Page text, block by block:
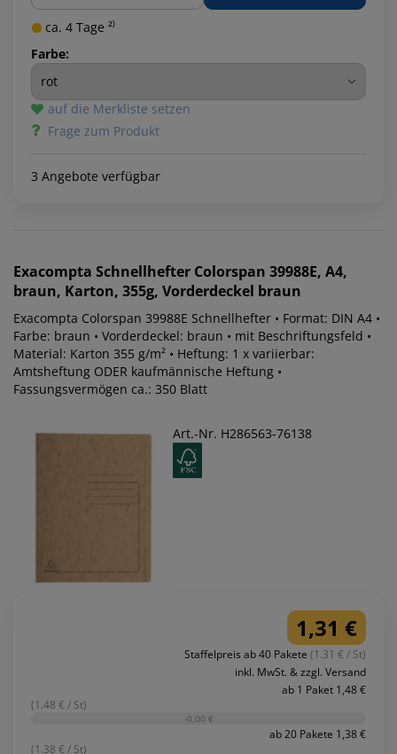
ca. 4 Tage ²⁾
Farbe:
auf die Merkliste setzen
Frage zum Produkt
3 Angebote verfügbar
Exacompta Schnellhefter Colorspan 39988E, A4,
braun, Karton, 355g, Vorderdeckel braun
Exacompta Colorspan 39988E Schnellhefter • Format: DIN A4 •
Farbe: braun • Vorderdeckel: braun • mit Beschriftungsfeld •
Material: Karton 355 g/m² • Heftung: 1 x variierbar:
Amtsheftung ODER kaufmännische Heftung •
Fassungsvermögen ca.: 350 Blatt
Art.-Nr. H286563-76138
1,31 €
Staffelpreis ab 40 Pakete (1.31 € / St)
inkl. MwSt. & zzgl. Versand
ab 1 Paket 1,48 €
(1.48 € / St)
-0,00 €
ab 20 Pakete 1,38 €
(1.38 € / St)